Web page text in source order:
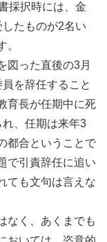
採択時には、金
たものが2名い
。
図った直後の3月
を辞任すること
育長が任期中に死
、任期は来年3
都合ということで
で引責辞任に追い
ても文句は言えな
なく、あくまでも